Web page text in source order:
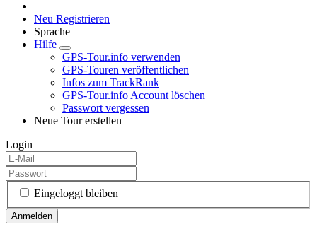
Neu Registrieren
Sprache
Hilfe
GPS-Tour.info verwenden
GPS-Touren veröffentlichen
Infos zum TrackRank
GPS-Tour.info Account löschen
Passwort vergessen
Neue Tour erstellen
Login
Eingeloggt bleiben